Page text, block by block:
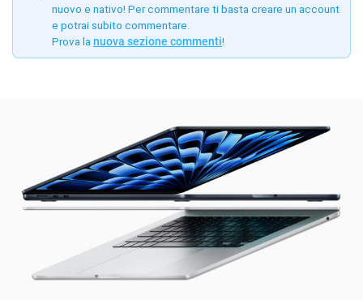
nuovo e nativo! Per commentare ti basta creare un account
e potrai subito commentare.
Prova la nuova sezione commenti!